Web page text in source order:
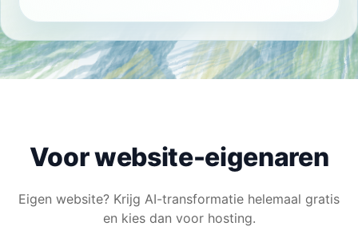
Voor website-eigenaren
Eigen website? Krijg AI-transformatie helemaal gratis
en kies dan voor hosting.